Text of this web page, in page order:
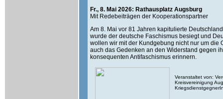
Fr., 8. Mai 2026: Rathausplatz Augsburg
Mit Redebeiträgen der Kooperationspartner
Am 8. Mai vor 81 Jahren kapitulierte
wurde der deutsche Faschismus besiegt und
wollen wir mit der Kundgebung nicht nur um die
auch das Gedenken an den Widerstand gegen
konsequenten Antifaschismus erinnern.
Veranstaltet von:
Kreisvereinigung